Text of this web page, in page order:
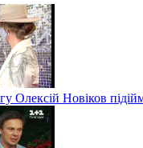
Олексій Новіков